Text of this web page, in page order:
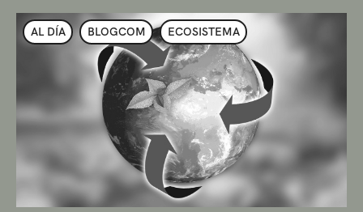
AL DÍA BLOGCOM ECOSISTEMA